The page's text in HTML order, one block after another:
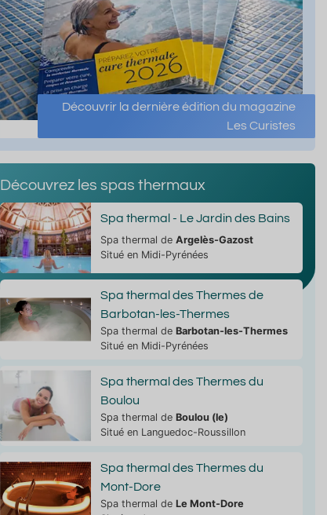
Découvrir la dernière édition du magazine
Les Curistes
Découvrez les spas thermaux
Spa thermal - Le Jardin des Bains
Spa thermal de Argelès-Gazost
Situé en Midi-Pyrénées
Spa thermal des Thermes de
Barbotan-les-Thermes
Spa thermal de Barbotan-les-Thermes
Situé en Midi-Pyrénées
Spa thermal des Thermes du
Boulou
Spa thermal de Boulou (le)
Situé en Languedoc-Roussillon
Spa thermal des Thermes du
Mont-Dore
Spa thermal de Le Mont-Dore